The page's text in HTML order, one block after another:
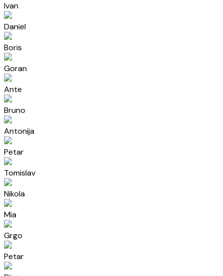
Ivan
Daniel
Boris
Goran
Ante
Bruno
Antonija
Petar
Tomislav
Nikola
Mia
Grgo
Petar